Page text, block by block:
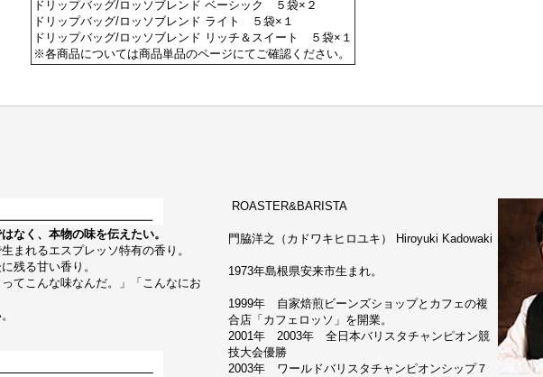
ドリップバッグ/ロッソブレンド ベーシック ５袋×２
ドリップバッグ/ロッソブレンド ライト ５袋×１
ドリップバッグ/ロッソブレンド リッチ＆スイート ５袋×１
※各商品については商品単品のページにてご確認ください。
なく、本物の味を伝えたい。
まれるエスプレッソ特有の香り。
残る甘い香り。
ってこんな味なんだ。」「こんなにお
ROASTER&BARISTA
門脇洋之（カドワキヒロユキ） Hiroyuki Kadowaki
1973年島根県安来市生まれ。
1999年 自家焙煎ビーンズショップとカフェの複
合店「カフェロッソ」を開業。
2001年 2003年 全日本バリスタチャンピオン競
技大会優勝
2003年 ワールドバリスタチャンピオンシップ７